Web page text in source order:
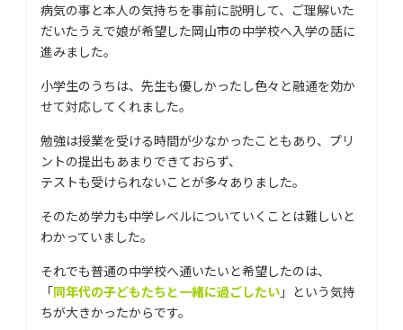
病気の事と本人の気持ちを事前に説明して、ご理解いた
だいたうえで娘が希望した岡山市の中学校へ入学の話に
進みました。
小学生のうちは、先生も優しかったし色々と融通を効か
せて対応してくれました。
勉強は授業を受ける時間が少なかったこともあり、プリ
ントの提出もあまりできておらず、
テストも受けられないことが多々ありました。
そのため学力も中学レベルについていくことは難しいと
わかっていました。
それでも普通の中学校へ通いたいと希望したのは、
「同年代の子どもたちと一緒に過ごしたい 」という気持
ちが大きかったからです。